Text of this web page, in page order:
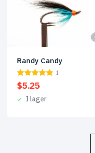
Randy Candy
1
$5.25
I lager